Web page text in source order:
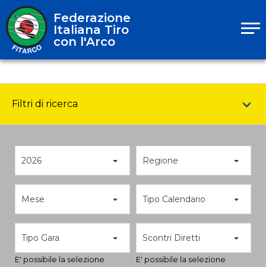
Federazione
Italiana Tiro
con l'Arco
Filtri di ricerca
2026 Regione
Mese Tipo Calendario
Tipo Gara
E' possibile la selezione
Scontri Diretti
E' possibile la selezione